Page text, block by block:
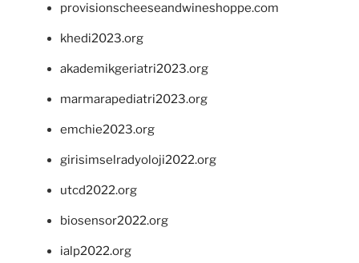
provisionscheeseandwineshoppe.com
khedi2023.org
akademikgeriatri2023.org
marmarapediatri2023.org
emchie2023.org
girisimselradyoloji2022.org
utcd2022.org
biosensor2022.org
ialp2022.org